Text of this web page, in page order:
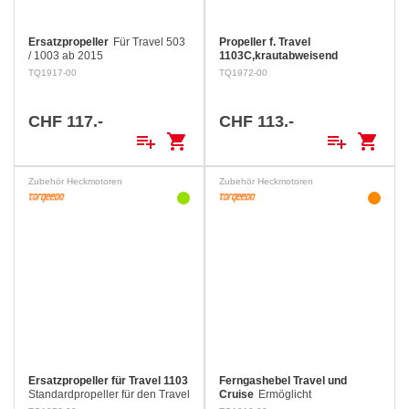
Ersatzpropeller Für Travel 503
/ 1003 ab 2015
TQ1917-00
CHF 117.-
playlist_add shopping_cart
Propeller f. Travel
1103C,krautabweisend
Krautabweisender Propeller für
Flügel: 2 Steigung: 6,9 Zoll…
TQ1972-00
CHF 113.-
playlist_add shopping_cart
Zubehör Heckmotoren
Ersatzpropeller für Travel 1103
Standardpropeller für den Travel
Zubehör Heckmotoren
Ferngashebel Travel und
Cruise Ermöglicht